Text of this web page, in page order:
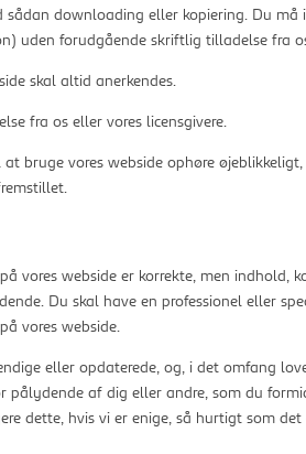
downloading eller kopiering. Du må
uden forudgående skriftlig tilladelse fra
skal altid anerkendes.
fra os eller vores licensgivere.
bruge vores webside ophøre
vores webside er korrekte, men indhold,
Du skal have en professionel eller
vores webside.
eller opdaterede, og, i det omfang
af dig eller andre, som du
dette, hvis vi er enige, så hurtigt som det